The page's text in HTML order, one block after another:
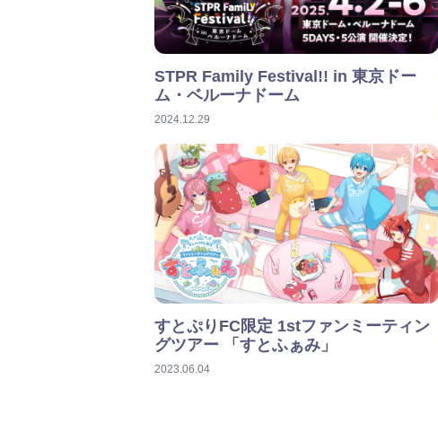
STPR Family Festival!! in 東京ドー
ム・ベルーナドーム
2024.12.29
すとぷりFC限定 1stファンミーティン
グツアー 「すとふぁみ」
2023.06.04